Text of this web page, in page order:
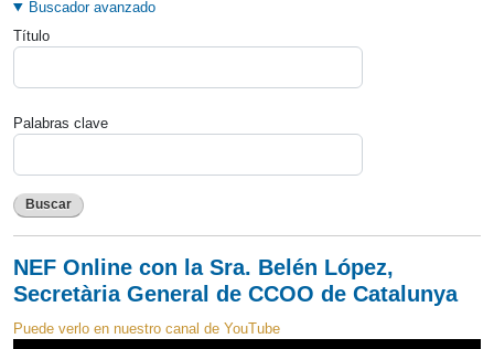
Buscador avanzado
Título
Palabras clave
Buscar
NEF Online con la Sra. Belén López,
Secretària General de CCOO de Catalunya
Puede verlo en nuestro canal de YouTube